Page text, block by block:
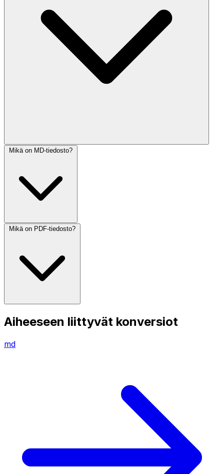
Mikä on MD-tiedosto?
Mikä on PDF-tiedosto?
Aiheeseen liittyvät konversiot
md